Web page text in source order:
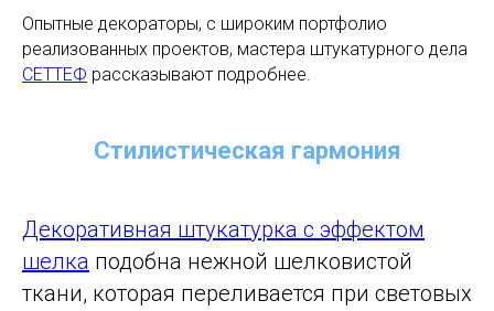
Опытные декораторы, с широким портфолио
реализованных проектов, мастера штукатурного дела
СЕТТЕФ рассказывают подробнее.
Стилистическая гармония
Декоративная штукатурка с эффектом
шелка подобна нежной шелковистой
ткани, которая переливается при световых